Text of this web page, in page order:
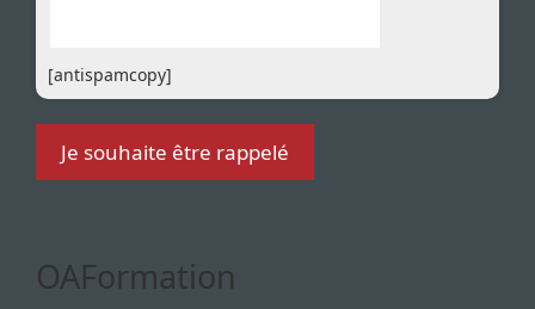
[antispamcopy]
OAFormation